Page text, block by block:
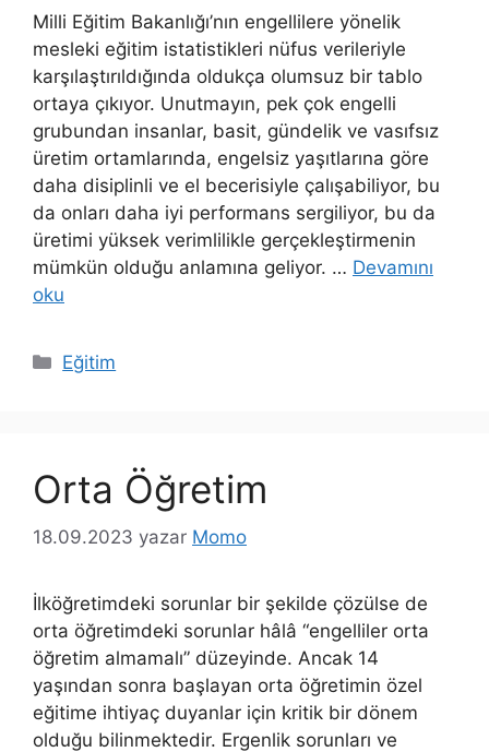
Milli Eğitim Bakanlığı’nın engellilere yönelik
mesleki eğitim istatistikleri nüfus verileriyle
karşılaştırıldığında oldukça olumsuz bir tablo
ortaya çıkıyor. Unutmayın, pek çok engelli
grubundan insanlar, basit, gündelik ve vasıfsız
üretim ortamlarında, engelsiz yaşıtlarına göre
daha disiplinli ve el becerisiyle çalışabiliyor, bu
da onları daha iyi performans sergiliyor, bu da
üretimi yüksek verimlilikle gerçekleştirmenin
mümkün olduğu anlamına geliyor. … Devamını
oku
Kategoriler
Eğitim
Orta Öğretim
18.09.2023 yazar Momo
İlköğretimdeki sorunlar bir şekilde çözülse de
orta öğretimdeki sorunlar hâlâ “engelliler orta
öğretim almamalı” düzeyinde. Ancak 14
yaşından sonra başlayan orta öğretimin özel
eğitime ihtiyaç duyanlar için kritik bir dönem
olduğu bilinmektedir. Ergenlik sorunları ve